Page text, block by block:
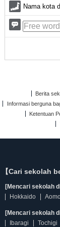
Nama kota
Berita
Informasi berguna
Ketentuan
【Cari sekolah
[Mencari sekolah
Hokkaido
[Mencari sekolah
Ibaragi
Tochigi